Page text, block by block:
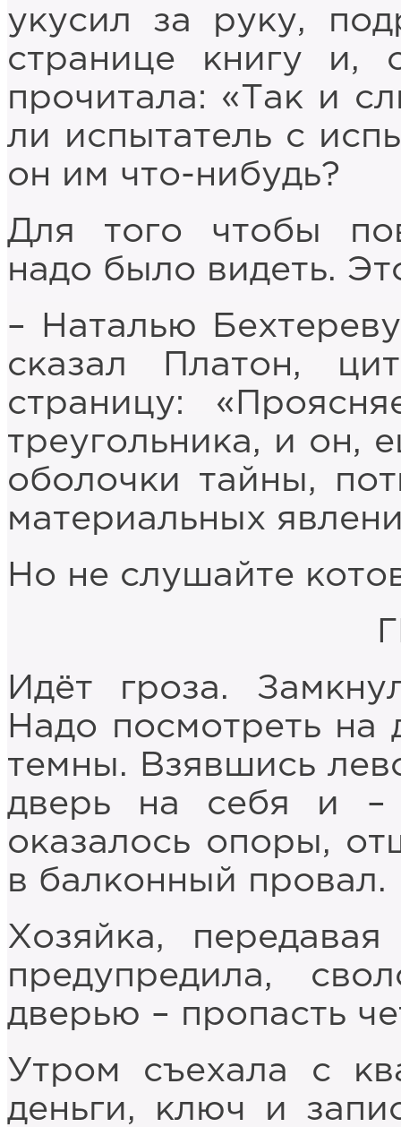
укусил за руку,
странице книгу и,
прочитала: «Так и
ли испытатель с
он им что-нибудь?
Для того чтобы
надо было видеть.
– Наталью
сказал Платон,
страницу:
треугольника, и он,
оболочки тайны,
материальных
Но не слушайте
Идёт гроза.
Надо посмотреть
темны. Взявшись
дверь на себя и –
оказалось опоры,
в балконный провал.
Хозяйка,
предупредила,
дверью – пропасть
Утром съехала с
деньги, ключ и